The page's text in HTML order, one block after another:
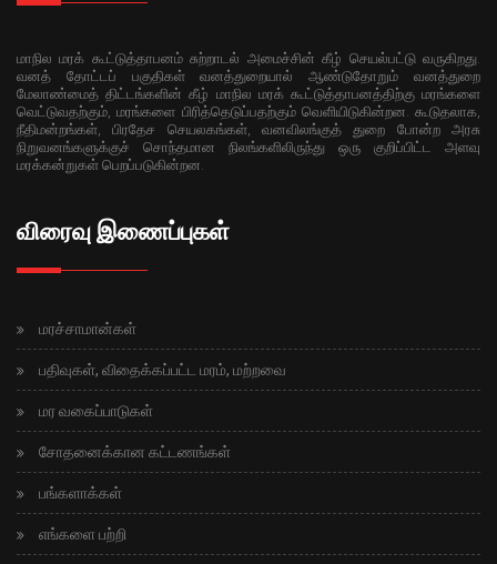
மாநில மரக் கூட்டுத்தாபனம் சுற்றாடல் அமைச்சின் கீழ் செயல்பட்டு வருகிறது.
வனத் தோட்டப் பகுதிகள் வனத்துறையால் ஆண்டுதோறும் வனத்துறை
மேலாண்மைத் திட்டங்களின் கீழ் மாநில மரக் கூட்டுத்தாபனத்திற்கு மரங்களை
வெட்டுவதற்கும், மரங்களை பிரித்தெடுப்பதற்கும் வெளியிடுகின்றன. கூடுதலாக,
நீதிமன்றங்கள், பிரதேச செயலகங்கள், வனவிலங்குத் துறை போன்ற அரசு
நிறுவனங்களுக்குச் சொந்தமான நிலங்களிலிருந்து ஒரு குறிப்பிட்ட அளவு
மரக்கன்றுகள் பெறப்படுகின்றன.
விரைவு இணைப்புகள்
மரச்சாமான்கள்
பதிவுகள், விதைக்கப்பட்ட மரம், மற்றவை
மர வகைப்பாடுகள்
சோதனைக்கான கட்டணங்கள்
பங்களாக்கள்
எங்களை பற்றி